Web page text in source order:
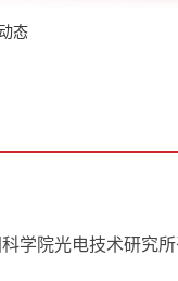
态
学院光电技术研究